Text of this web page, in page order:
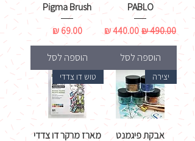
PABLO
מחיר רגיל מחיר מבצע
הוספה לסל
Pigma Brush
מחיר‏69.00 ‏₪
הוספה לסל
יצירה
אבקת פיגמנט
טוש דו צדדי
מארז מרקר דו צדדי